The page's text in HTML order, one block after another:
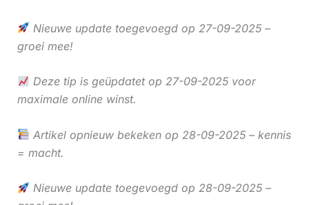
Nieuwe update toegevoegd op 27-09-2025 –
groei mee!
Deze tip is geüpdatet op 27-09-2025 voor
maximale online winst.
Artikel opnieuw bekeken op 28-09-2025 – kennis
= macht.
Nieuwe update toegevoegd op 28-09-2025 –